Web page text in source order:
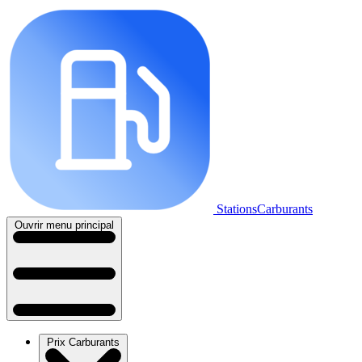
StationsCarburants
Ouvrir menu principal
Prix Carburants